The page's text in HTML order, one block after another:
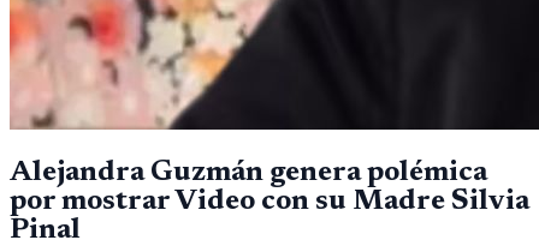
Alejandra Guzmán genera polémica
por mostrar Video con su Madre Silvia
Pinal